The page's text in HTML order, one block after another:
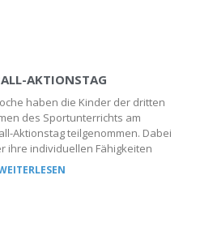
AKTIONSTAG
haben die Kinder der dritten
des Sportunterrichts am
Aktionstag teilgenommen. Dabei
ihre individuellen Fähigkeiten